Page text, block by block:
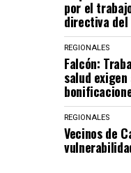
por el
directiva del
REGIONALES
Falcón:
salud
REGIONALES
Vecinos de